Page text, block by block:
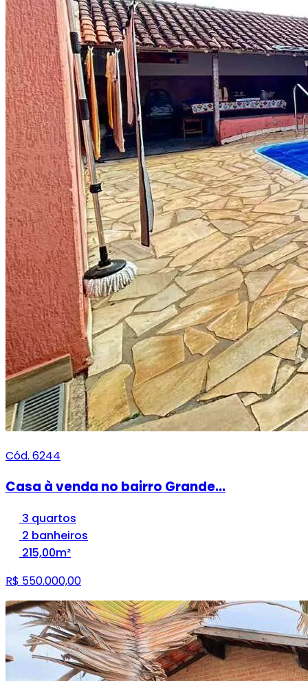
Cód. 6244
Casa à venda no bairro Grande...
3 quartos
2 banheiros
215,00m²
R$ 550.000,00